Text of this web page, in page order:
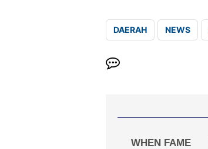
DAERAH NEWS